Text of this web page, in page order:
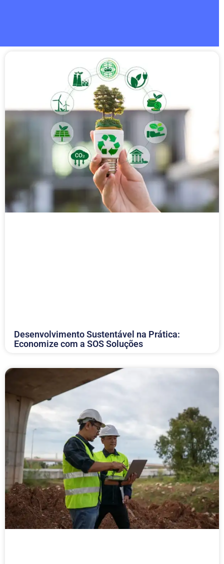
Desenvolvimento Sustentável na Prática:
Economize com a SOS Soluções